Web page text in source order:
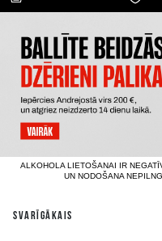
ALKOHOLA LIETOŠANAI IR
UN NODOŠANA
SVARĪGĀKAIS